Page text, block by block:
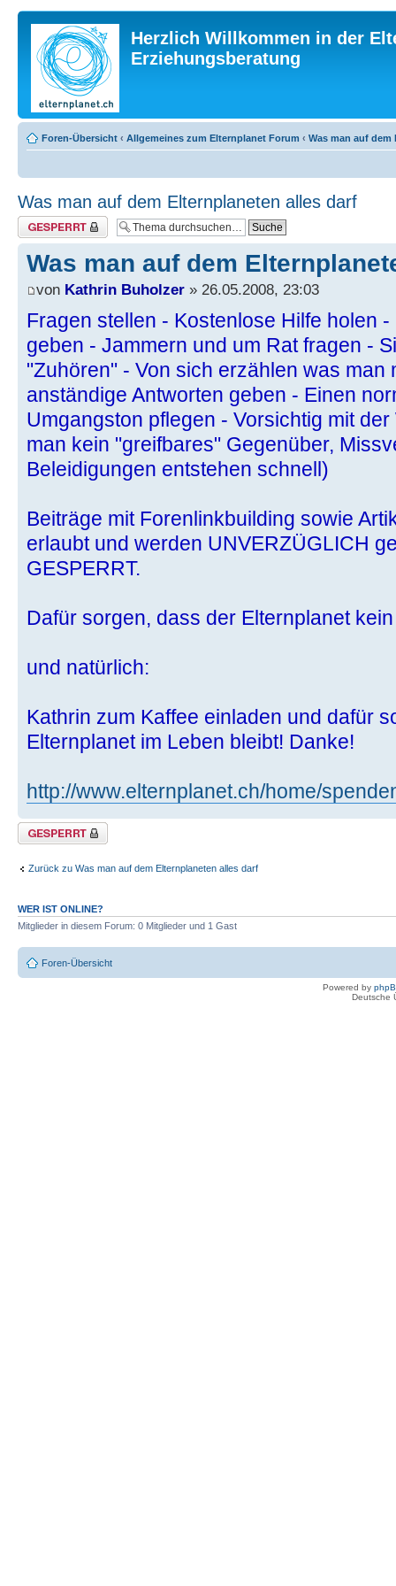
Herzlich Willkommen in der
Erziehungsberatung
Foren-Übersicht ‹ Allgemeines zum Elternplanet Forum ‹ Was man auf dem
Was man auf dem Elternplaneten alles darf
Thema gesperrt
Was man auf dem
von Kathrin Buholzer » 26.05.2008, 23:03
Fragen stellen - Kostenlose Hilfe holen
geben - Jammern und um Rat fragen -
"Zuhören" - Von sich erzählen was man
anständige Antworten geben - Einen
Umgangston pflegen - Vorsichtig mit
man kein "greifbares" Gegenüber,
Beleidigungen entstehen schnell)
Beiträge mit Forenlinkbuilding sowie
erlaubt und werden UNVERZÜGLICH
GESPERRT.
Dafür sorgen, dass der Elternplanet
und natürlich:
Kathrin zum Kaffee einladen und dafür
Elternplanet im Leben bleibt! Danke!
http://www.elternplanet.ch/home/
Thema gesperrt
Zurück zu Was man auf dem Elternplaneten alles darf
WER IST ONLINE?
Mitglieder in diesem Forum: 0 Mitglieder und 1 Gast
Foren-Übersicht
Powered by
Deutsche